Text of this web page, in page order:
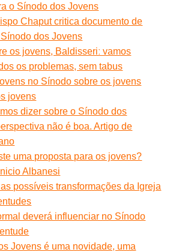
o Sínodo dos Jovens
Chaput critica documento de
dos Jovens
os jovens, Baldisseriː vamos
os problemas, sem tabus
no Sínodo sobre os jovens
jovens
dizer sobre o Sínodo dos
não é boa. Artigo de
uma proposta para os jovens?
Albanesi
possíveis transformações da Igreja
deverá influenciar no Sínodo
Jovens é uma novidade, uma